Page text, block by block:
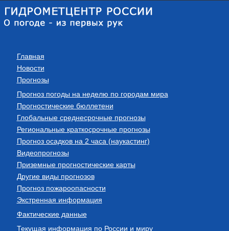
Главная
Новости
Прогнозы
Прогноз погоды на неделю по городам мира
Прогностические бюллетени
Глобальные среднесрочные прогнозы
Региональные краткосрочные прогнозы
Прогноз осадков на 2 часа (наукастинг)
Видеопрогнозы
Приземные прогностические карты
Другие виды прогнозов
Прогноз пожароопасности
Экстренная информация
Фактические данные
Текущая информация по России и миру